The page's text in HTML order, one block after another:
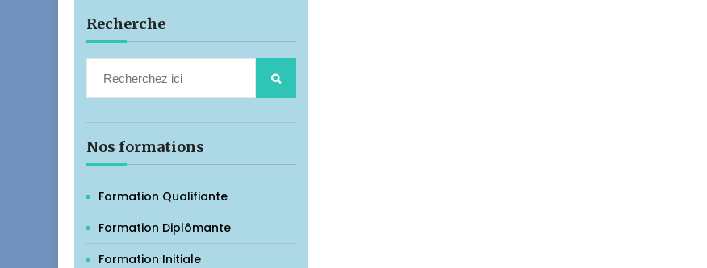
Recherche
Nos formations
Formation Qualifiante
Formation Diplômante
Formation Initiale